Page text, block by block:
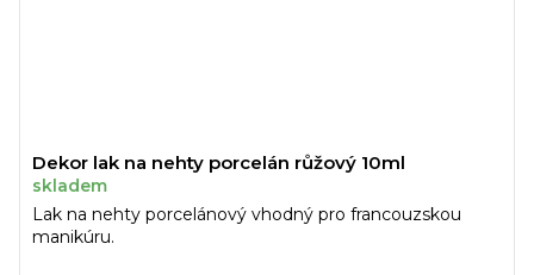
Dekor lak na nehty porcelán růžový 10ml
skladem
Lak na nehty porcelánový vhodný pro francouzskou
manikúru.